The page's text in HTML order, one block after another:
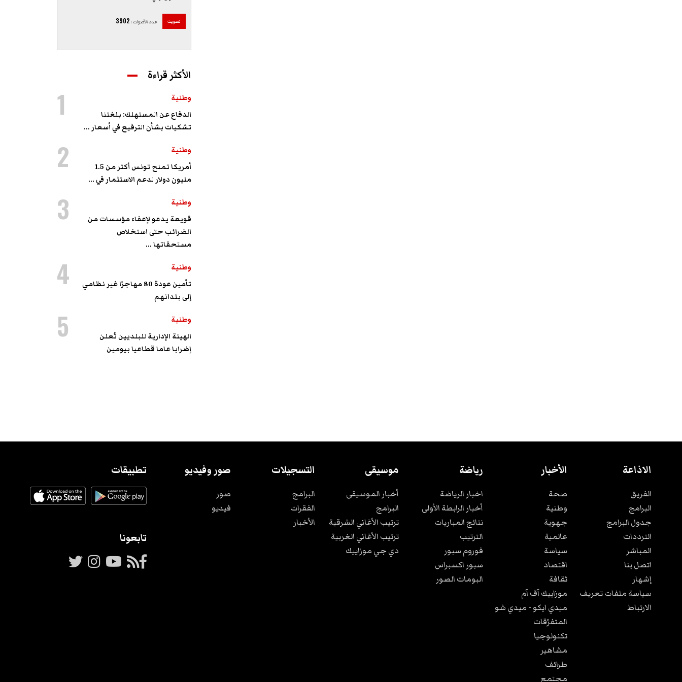
تصويت عدد الأصوات:
3902
الأكثر قراءة
وطنية
الدفاع عن المستهلك: بلغتنا
تشكيات بشأن الترفيع في أسعار ...
1
وطنية
أمريكا تمنح تونس أكثر من 1.5
مليون دولار لدعم الاستثمار في ...
2
وطنية
قويعة يدعو لإعفاء مؤسسات من
الضرائب حتى استخلاص
مستحقاتها ...
3
وطنية
تأمين عودة 80 مهاجرًا غير نظامي
إلى بلدانهم
4
وطنية
الهيئة الإدارية للبلديين تُعلن
إضرابا عاما قطاعيا بيومين
5
الاذاعة
الفريق
البرامج
جدول البرامج
الترددات
المباشر
اتصل بنا
إشهار
سياسة ملفات تعريف
الارتباط
الأخبار
صحة
وطنية
جهوية
عالمية
سياسة
اقتصاد
ثقافة
موزاييك آف آم
ميدي ايكو - ميدي شو
المتفرّقات
تكنولوجيا
مشاهير
طرائف
مجتمع
رياضة
اخبار الرياضة
أخبار الرابطة الأولى
نتائج المباريات
الترتيب
فوروم سبور
سبور اكسبراس
البومات الصور
موسيقى
أخبار الموسيقى
البرامج
ترتيب الأغاني الشرقية
ترتيب الأغاني الغربية
دي جي موزاييك
التسجيلات
البرامج
الفقرات
الأخبار
صور وفيديو
صور
فيديو
تطبيقات
تابعونا